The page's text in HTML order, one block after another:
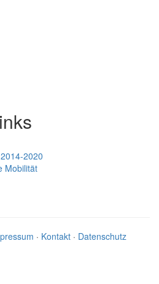
2020
Mobilität
· Kontakt · Datenschutz